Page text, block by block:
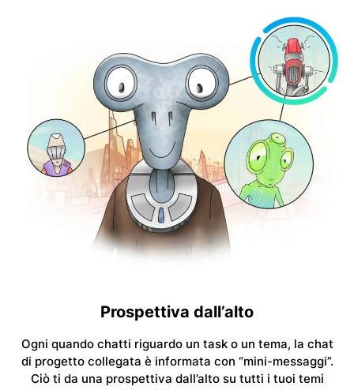
Prospettiva dall’alto
Ogni quando chatti riguardo un task o un tema, la chat
di progetto collegata è informata con “mini-messaggi”.
Ciò ti da una prospettiva dall’alto su tutti i tuoi temi